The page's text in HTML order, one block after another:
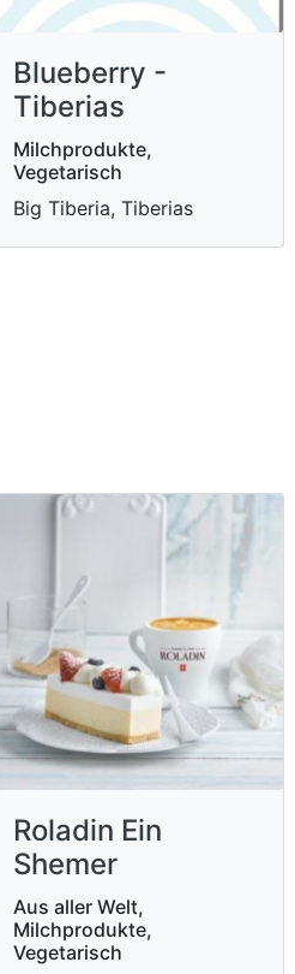
Blueberry -
Tiberias
Milchprodukte,
Vegetarisch
Big Tiberia, Tiberias
Roladin Ein
Shemer
Aus aller Welt,
Milchprodukte,
Vegetarisch